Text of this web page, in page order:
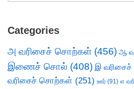
Categories
அ வரிசைச் சொற்கள் (456) ஆ
இணைச் சொல் (408) இ
வரிசைச் சொற்கள் (251) ஊர் (91) எ